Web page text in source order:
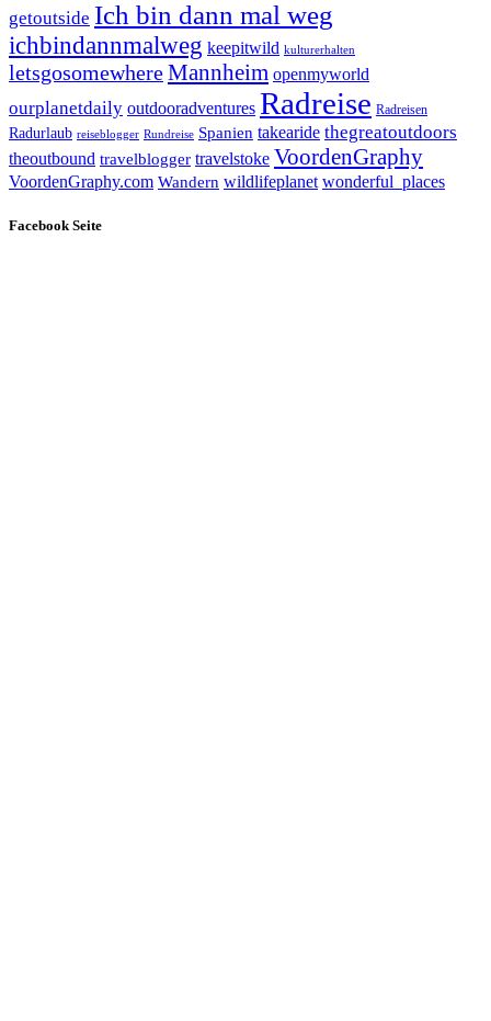
getoutside Ich bin dann mal weg
ichbindannmalweg keepitwild kulturerhalten
letsgosomewhereMannheim openmyworld
ourplanetdaily outdooradventures Radreise Radreisen
Radurlaub reiseblogger Rundreise Spanien takearide thegreatoutdoors
theoutbound travelblogger travelstoke VoordenGraphy
VoordenGraphy.com Wandern wildlifeplanet wonderful_places
Facebook Seite